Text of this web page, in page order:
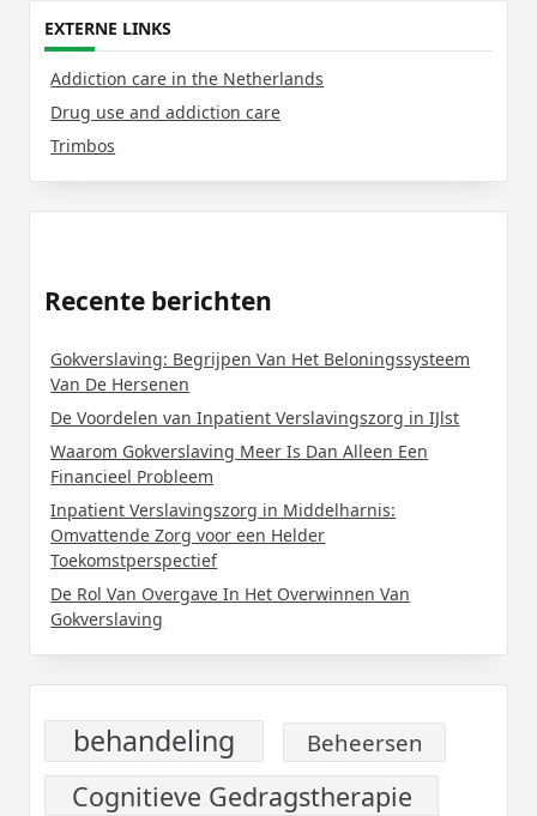
EXTERNE LINKS
Addiction care in the Netherlands
Drug use and addiction care
Trimbos
Recente berichten
Gokverslaving: Begrijpen Van Het Beloningssysteem
Van De Hersenen
De Voordelen van Inpatient Verslavingszorg in IJlst
Waarom Gokverslaving Meer Is Dan Alleen Een
Financieel Probleem
Inpatient Verslavingszorg in Middelharnis:
Omvattende Zorg voor een Helder
Toekomstperspectief
De Rol Van Overgave In Het Overwinnen Van
Gokverslaving
behandeling Beheersen
Cognitieve Gedragstherapie